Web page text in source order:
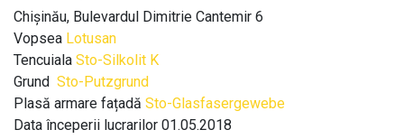
Chișinău, Bulevardul Dimitrie Cantemir 6
Vopsea Lotusan
Tencuiala Sto-Silkolit K
Grund Sto-Putzgrund
Plasă armare fațadă Sto-Glasfasergewebe
Data începerii lucrarilor 01.05.2018